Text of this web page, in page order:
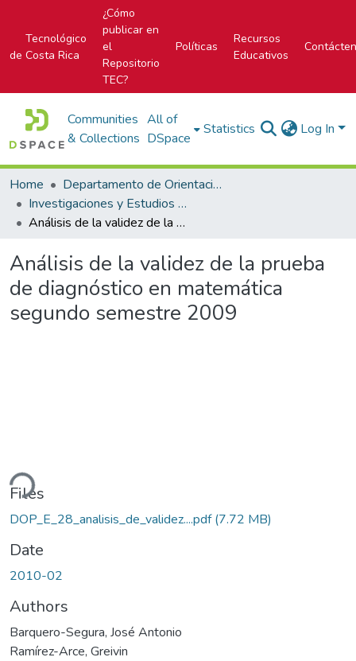
Tecnológico
de Costa Rica
¿Cómo
publicar en
el
Repositorio
TEC?
Políticas
Recursos
Educativos
Communities
& Collections
All of
DSpace
Statistics Log In
Home
Departamento de Orientación y Psicología
Investigaciones y Estudios del DOP
Análisis de la validez de la prueba de diagnóstico en matemática segundo semestre 2009
Análisis de la validez de la prueba
de diagnóstico en matemática
segundo semestre 2009
Files
DOP_E_28_analisis_de_validez....pdf(7.72 MB)
Date
2010-02
Authors
Barquero-Segura, José Antonio
Ramírez-Arce, Greivin